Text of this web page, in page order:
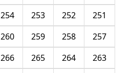
251
252
253
254
257
258
259
260
263
264
265
266